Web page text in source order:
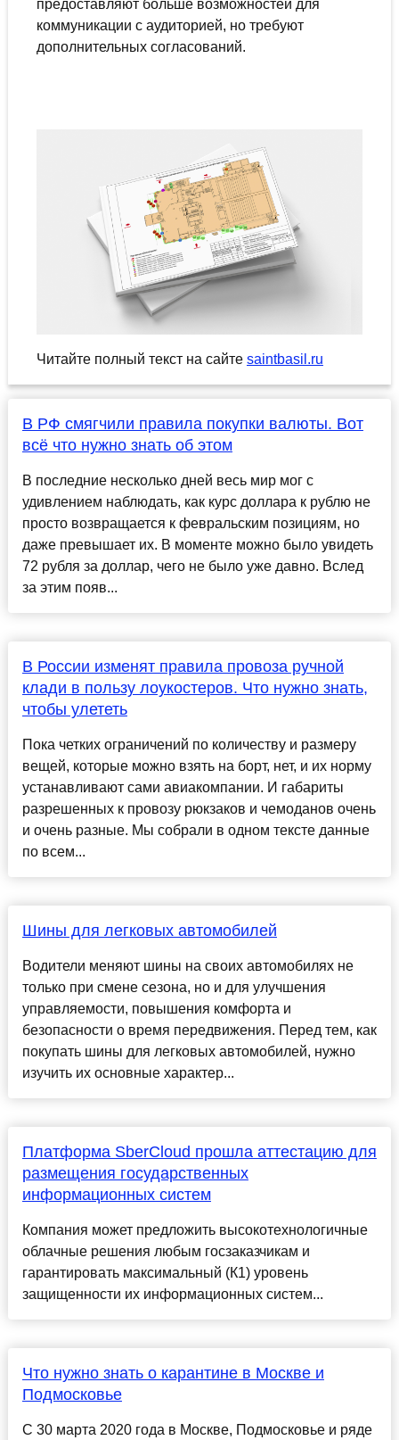
предоставляют больше возможностей для
коммуникации с аудиторией, но требуют
дополнительных согласований.
Читайте полный текст на сайте saintbasil.ru
В РФ смягчили правила покупки валюты. Вот
всё что нужно знать об этом
В последние несколько дней весь мир мог с
удивлением наблюдать, как курс доллара к рублю не
просто возвращается к февральским позициям, но
даже превышает их. В моменте можно было увидеть
72 рубля за доллар, чего не было уже давно. Вслед
за этим появ...
В России изменят правила провоза ручной
клади в пользу лоукостеров. Что нужно знать,
чтобы улететь
Пока четких ограничений по количеству и размеру
вещей, которые можно взять на борт, нет, и их норму
устанавливают сами авиакомпании. И габариты
разрешенных к провозу рюкзаков и чемоданов очень
и очень разные. Мы собрали в одном тексте данные
по всем...
Шины для легковых автомобилей
Водители меняют шины на своих автомобилях не
только при смене сезона, но и для улучшения
управляемости, повышения комфорта и
безопасности о время передвижения. Перед тем, как
покупать шины для легковых автомобилей, нужно
изучить их основные характер...
Платформа SberCloud прошла аттестацию для
размещения государственных
информационных систем
Компания может предложить высокотехнологичные
облачные решения любым госзаказчикам и
гарантировать максимальный (К1) уровень
защищенности их информационных систем...
Что нужно знать о карантине в Москве и
Подмосковье
С 30 марта 2020 года в Москве, Подмосковье и ряде